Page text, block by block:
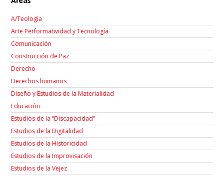
A/Teología
Arte Performatividad y Tecnología
Comunicación
Construcción de Paz
Derecho
Derechos humanos
Diseño y Estudios de la Materialidad
Educación
Estudios de la “Discapacidad”
Estudios de la Digitalidad
Estudios de la Historicidad
Estudios de la Improvisación
Estudios de la Vejez